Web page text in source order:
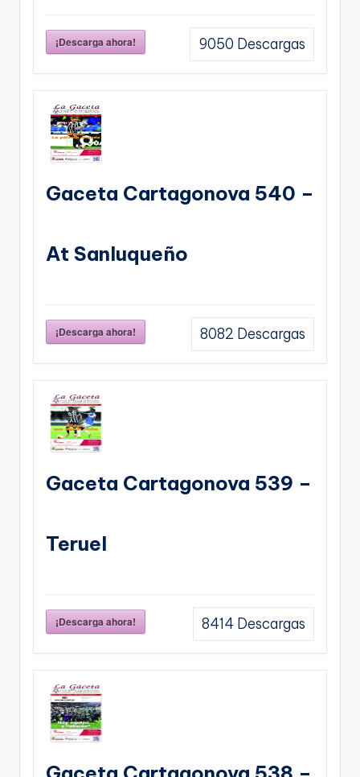
¡Descarga ahora! 9050 Descargas
Gaceta Cartagonova 540 –
At Sanluqueño
¡Descarga ahora! 8082 Descargas
Gaceta Cartagonova 539 –
Teruel
¡Descarga ahora! 8414 Descargas